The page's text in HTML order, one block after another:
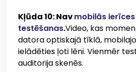
Kļūda 10: Navmobilās ierīces
testēšanas.Video, kas
datora optiskajā tīklā,
ielādēties ļoti lēni. Vienmēr
auditorija skenēs.